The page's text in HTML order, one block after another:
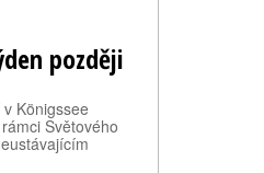
později
Königssee
Světového